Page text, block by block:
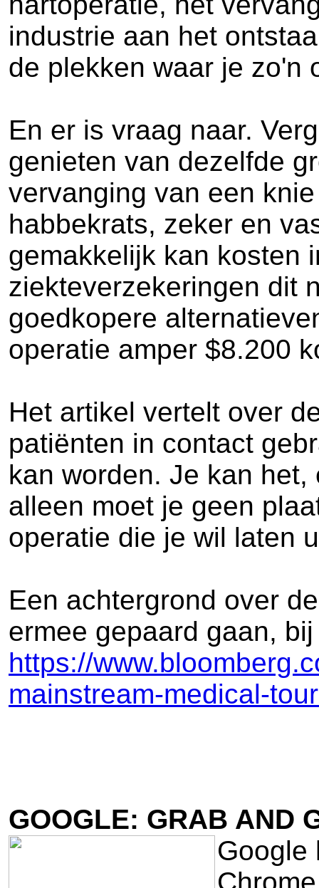
industrie aan het
de plekken waar je zo'n
En er is vraag naar.
genieten van dezelfde
vervanging van een
habbekrats, zeker en
gemakkelijk kan kosten
ziekteverzekeringen dit
goedkopere
operatie amper $8.200
Het artikel vertelt over
patiënten in contact
kan worden. Je kan
alleen moet je geen
operatie die je wil laten
Een achtergrond over
ermee gepaard gaan,
https://
mainstream-medical-
GOOGLE: GRAB AND
Google